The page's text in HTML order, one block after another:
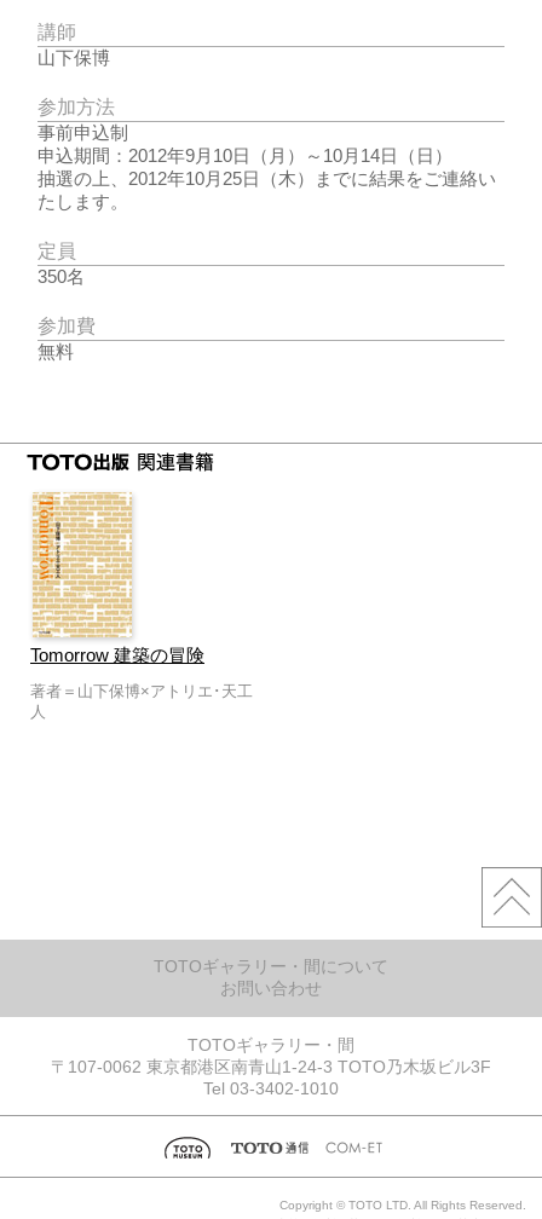
講師
山下保博
参加方法
事前申込制
申込期間：2012年9月10日（月）～10月14日（日）
抽選の上、2012年10月25日（木）までに結果をご連絡い
たします。
定員
350名
参加費
無料
Tomorrow 建築の冒険
著者＝山下保博×アトリエ･天工
人
TOTOギャラリー・間について
お問い合わせ
TOTOギャラリー・間
〒107-0062 東京都港区南青山1-24-3 TOTO乃木坂ビル3F
Tel 03-3402-1010
Copyright © TOTO LTD. All Rights Reserved.